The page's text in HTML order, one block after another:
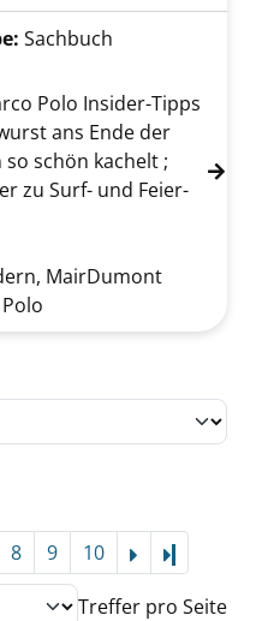
Algarve anzeigen
Sachbuch
Polo Insider-Tipps
ans Ende der
schön kachelt ;
zu Surf- und Feier-
Verfasser
MairDumont
8 9 10
Treffer pro Seite